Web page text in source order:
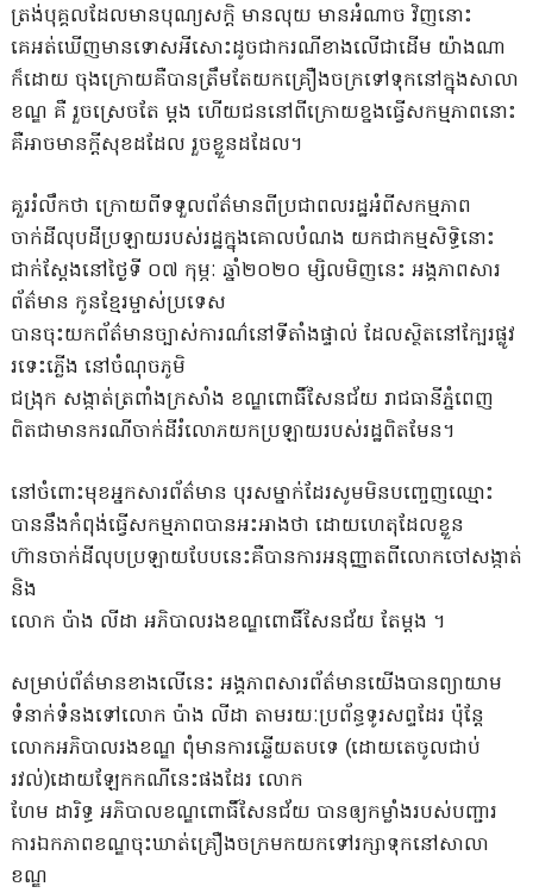
ត្រង់បុគ្គលដែលមានបុណ្យសក្តិ​ មានលុយ​ មានអំណាច​ វិញនោះ
គេអត់ឃើញមានទោសអីសោះដូចជាករណីខាងលេីជាដេីម​ យ៉ាងណា
ក៏ដោយ ចុងក្រោយគឺបានត្រឹមតែយកគ្រឿងចក្រទៅទុកនៅក្នុងសាលា
ខណ្ឌ គឺ រួចស្រេចតែ ម្តង ហេីយជននៅពីក្រោយខ្នងធ្វេីសកម្មភាពនោះ
គឺអាចមានក្តីសុខដដែល រួចខ្លួនដដែល។
គួររំលឹកថា ក្រោយពីទទួលព័ត៌មានពីប្រជាពលរដ្ឋអំពីសកម្មភាព
ចាក់ដីលុបដីប្រឡាយរបស់រដ្ឋក្នុងគោលបំណង យកជាកម្មសិទ្ធិនោះ
ជាក់ស្តែងនៅថ្ងៃទី ០៧ កុម្ភៈ ឆ្នាំ២០២០ ម្សិលមិញនេះ អង្គភាព​សារ
ព័ត៌មាន​ កូនខ្មែរម្ចាស់ប្រទេស​
បានចុះយកព័ត៌មានច្បាស់ការណ៌នៅទីតាំងផ្ទាល់ ដែលស្ថិតនៅក្បែរផ្លូវ
រទេះភ្លើង នៅចំណុចភូមិ
ជង្រុក សង្កាត់ត្រពាំងក្រសាំង ខណ្ឌពោធិ៍សែនជ័យ រាជធានីភ្នំពេញ
ពិតជាមានករណីចាក់ដីរំលោភយកប្រឡាយរបស់រដ្ឋពិតមែន។
នៅចំពោះមុខអ្នកសារព័ត៌មាន បុរសម្នាក់ដែរសូមមិនបញ្ចេញឈ្មោះ
បាននឹងកំពុង់ធ្វើសកម្មភាពបានអះអាងថា ដោយហេតុដែលខ្លួន
ហ៊ានចាក់ដីលុបប្រឡាយបែបនេះគឺបានការអនុញ្ញាតពីលោកចៅសង្កាត់
និង
លោក ប៉ាង លីដា អភិបាលរងខណ្ឌពោធិ៍សែនជ័យ តែម្តង ។
សម្រាប់ព័ត៌មានខាងលើនេះ អង្គភាព​សារព័ត៌មាន​យេីងបានព្យាយាម
ទំនាក់ទំនងទៅលោក ប៉ាង លីដា តាមរយៈប្រព័ន្ធទូរសព្ទដែរ​ ប៉ុន្តែ
លោកអភិបាលរងខណ្ឌ​ ពុំមានការឆ្លើយតបទេ (ដោយតេចូលជាប់
រវល់)ដោយឡែកកណីនេះផងដែរ លោក
ហែម ដារិទ្ធ អភិបាលខណ្ឌពោធិ៍សែនជ័យ បានឲ្យកម្លាំងរបស់បញ្ជារ
ការឯកភាពខណ្ឌចុះឃាត់គ្រឿងចក្រមកយកទៅរក្សាទុកនៅសាលា
ខណ្ឌ